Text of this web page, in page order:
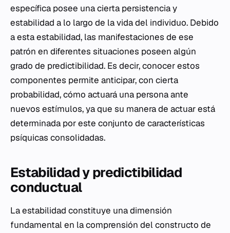
específica posee una cierta persistencia y
estabilidad a lo largo de la vida del individuo. Debido
a esta estabilidad, las manifestaciones de ese
patrón en diferentes situaciones poseen algún
grado de predictibilidad. Es decir, conocer estos
componentes permite anticipar, con cierta
probabilidad, cómo actuará una persona ante
nuevos estímulos, ya que su manera de actuar está
determinada por este conjunto de características
psíquicas consolidadas.
Estabilidad y predictibilidad
conductual
La estabilidad constituye una dimensión
fundamental en la comprensión del constructo de